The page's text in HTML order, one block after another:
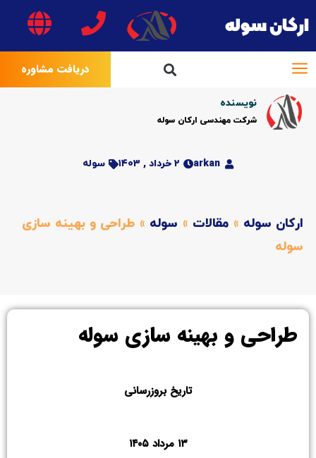
ارکان سوله
دریافت مشاوره
نویسنده
شرکت مهندسی ارکان سوله
arkan ۲ خرداد , ۱۴۰۳ سوله
ارکان سوله » مقالات » سوله » طراحی و بهینه سازی
سوله
طراحی و بهینه سازی سوله
تاریخ بروزرسانی
۱۳ مرداد ۱۴۰۵